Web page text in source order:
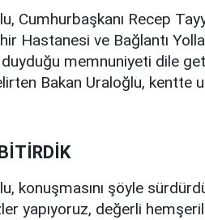
Cumhurbaşkanı Recep
Hastanesi ve Bağlantı
memnuniyeti dile
Bakan Uraloğlu, kentte
konuşmasını şöyle
yapıyoruz, değerli